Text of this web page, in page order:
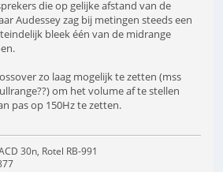
die op gelijke afstand van de
Audessey zag bij metingen steeds een
bleek één van de midrange
zo laag mogelijk te zetten (mss
om het volume af te stellen
pas op 150Hz te zetten.
30n, Rotel RB-991